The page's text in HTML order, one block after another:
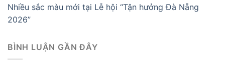
Nhiều sắc màu mới tại Lễ hội “Tận hưởng Đà Nẵng
2026”
BÌNH LUẬN GẦN ĐÂY